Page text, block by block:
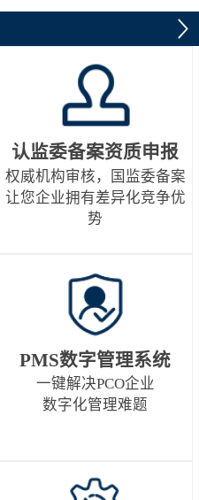
认监委备案资质申报
权威机构审核，国监委备案
让您企业拥有差异化竞争优
势
PMS数字管理系统
一键解决PCO企业
数字化管理难题